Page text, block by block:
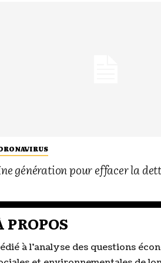
génération pour effacer la
PROPOS
à l’analyse des questions